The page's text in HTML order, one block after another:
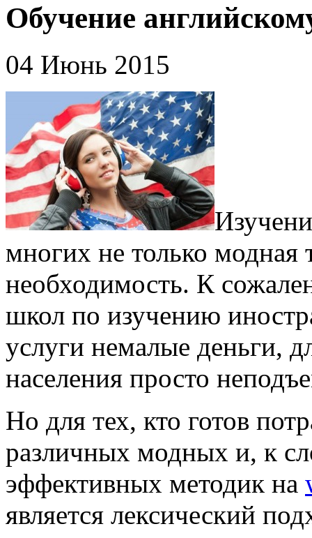
Обучение
04 Июнь 2015
многих не только модная
необходимость. К
школ по изучению
услуги немалые деньги,
населения просто
Но для тех, кто готов
различных модных и, к
эффективных методик на
является лексический